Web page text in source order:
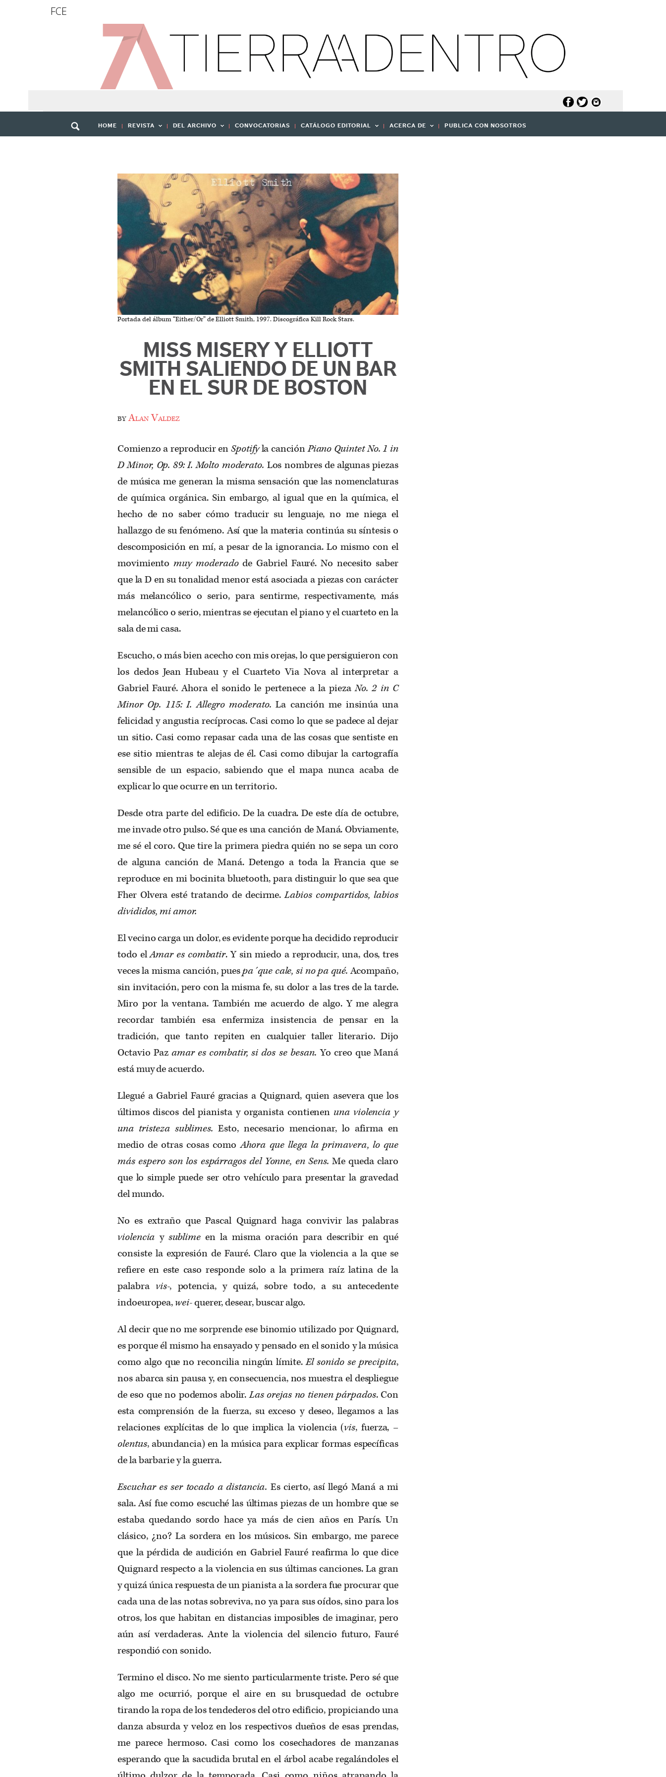
FCE
HOME REVISTA DEL ARCHIVO CONVOCATORIAS CATÁLOGO EDITORIAL ACERCA DE PUBLICA CON NOSOTROS
Portada del álbum “Either/Or” de Elliott Smith, 1997. Discográfica Kill Rock Stars.
MISS MISERY Y ELLIOTT
SMITH SALIENDO DE UN BAR
EN EL SUR DE BOSTON
byAlan Valdez
Comienzo a reproducir enSpotifyla canciónPiano Quintet No. 1 in
D Minor, Op. 89: I. Molto moderato. Los nombres de algunas piezas
de música me generan la misma sensación que las nomenclaturas
de química orgánica. Sin embargo, al igual que en la química, el
hecho de no saber cómo traducir su lenguaje, no me niega el
hallazgo de su fenómeno. Así que la materia continúa su síntesis o
descomposición en mí, a pesar de la ignorancia. Lo mismo con el
movimientomuy moderadode Gabriel Fauré. No necesito saber
que la D en su tonalidad menor está asociada a piezas con carácter
más melancólico o serio, para sentirme, respectivamente, más
melancólico o serio, mientras se ejecutan el piano y el cuarteto en la
sala de mi casa.
Escucho, o más bien acecho con mis orejas, lo que persiguieron con
los dedos Jean Hubeau y el Cuarteto Via Nova al interpretar a
Gabriel Fauré. Ahora el sonido le pertenece a la piezaNo. 2 in C
Minor Op. 115: I. Allegro moderato.La canción me insinúa una
felicidad y angustia recíprocas. Casi como lo que se padece al dejar
un sitio. Casi como repasar cada una de las cosas que sentiste en
ese sitio mientras te alejas de él. Casi como dibujar la cartografía
sensible de un espacio, sabiendo que el mapa nunca acaba de
explicar lo que ocurre en un territorio.
Desde otra parte del edificio. De la cuadra. De este día de octubre,
me invade otro pulso. Sé que es una canción de Maná. Obviamente,
me sé el coro. Que tire la primera piedra quién no se sepa un coro
de alguna canción de Maná. Detengo a toda la Francia que se
reproduce en mi bocinita bluetooth, para distinguir lo que sea que
Fher Olvera esté tratando de decirme.Labios compartidos, labios
divididos, mi amor.
El vecino carga un dolor, es evidente porque ha decidido reproducir
todo elAmar es combatir. Y sin miedo a reproducir, una, dos, tres
veces la misma canción, puespa´que cale, si no pa qué.Acompaño,
sin invitación, pero con la misma fe, su dolor a las tres de la tarde.
Miro por la ventana. También me acuerdo de algo. Y me alegra
recordar también esa enfermiza insistencia de pensar en la
tradición, que tanto repiten en cualquier taller literario. Dijo
Octavio Pazamar es combatir, si dos se besan.Yo creo que Maná
está muy de acuerdo.
Llegué a Gabriel Fauré gracias a Quignard, quien asevera que los
últimos discos del pianista y organista contienen una violencia y
una tristeza sublimes.Esto, necesario mencionar, lo afirma en
medio de otras cosas comoAhora que llega la primavera, lo que
más espero son los espárragos del Yonne, en Sens. Me queda claro
que lo simple puede ser otro vehículo para presentar la gravedad
del mundo.
No es extraño que Pascal Quignard haga convivir las palabras
violencia y sublime en la misma oración para describir en qué
consiste la expresión de Fauré. Claro que la violencia a la que se
refiere en este caso responde solo a la primera raíz latina de la
palabra vis-, potencia, y quizá, sobre todo, a su antecedente
indoeuropea,wei-querer, desear, buscar algo.
Al decir que no me sorprende ese binomio utilizado por Quignard,
es porque él mismo ha ensayado y pensado en el sonido y la música
como algo que no reconcilia ningún límite.El sonido se precipita,
nos abarca sin pausa y, en consecuencia, nos muestra el despliegue
de eso que no podemos abolir.Las orejas no tienen párpados. Con
esta comprensión de la fuerza, su exceso y deseo, llegamos a las
relaciones explícitas de lo que implica la violencia (vis, fuerza, –
olentus, abundancia) en la música para explicar formas específicas
de la barbarie y la guerra.
Escuchar es ser tocado a distancia. Es cierto, así llegó Maná a mi
sala. Así fue como escuché las últimas piezas de un hombre que se
estaba quedando sordo hace ya más de cien años en París. Un
clásico, ¿no? La sordera en los músicos. Sin embargo, me parece
que la pérdida de audición en Gabriel Fauré reafirma lo que dice
Quignard respecto a la violencia en sus últimas canciones. La gran
y quizá única respuesta de un pianista a la sordera fue procurar que
cada una de las notas sobreviva, no ya para sus oídos, sino para los
otros, los que habitan en distancias imposibles de imaginar, pero
aún así verdaderas. Ante la violencia del silencio futuro, Fauré
respondió con sonido.
Termino el disco. No me siento particularmente triste. Pero sé que
algo me ocurrió, porque el aire en su brusquedad de octubre
tirando la ropa de los tendederos del otro edificio, propiciando una
danza absurda y veloz en los respectivos dueños de esas prendas,
me parece hermoso. Casi como los cosechadores de manzanas
esperando que la sacudida brutal en el árbol acabe regalándoles el